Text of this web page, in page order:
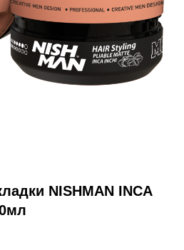
NISHMAN INCA